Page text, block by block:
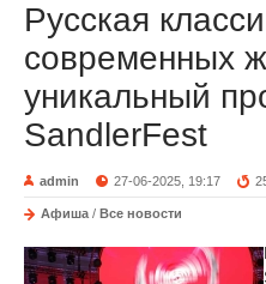
Русская
современных
уникальный
SandlerFest
admin 27-06-2025, 19:17
Афиша / Все новости